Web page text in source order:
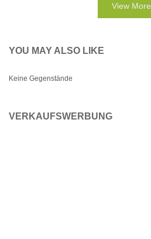
View More
YOU MAY ALSO LIKE
Keine Gegenstände
VERKAUFSWERBUNG